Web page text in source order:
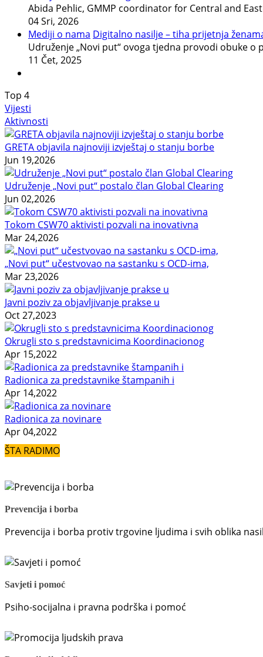
Abida Pehlic, GMMP coordinator for Central and
04 Sri, 2026
Mediji o nama Digitalno nasilje – tiha prijetnja
Udruženje „Novi put“ ovoga tjedna provodi obuke
11 Čet, 2025
Top 4
Vijesti
Aktivnosti
GRETA objavila najnoviji izvještaj o stanju borbe
Jun 19,2026
Udruženje „Novi put“ postalo član Global Clearing
Jun 02,2026
Tokom CSW70 aktivisti pozvali na inovativna
Mar 24,2026
„Novi put“ učestvovao na sastanku s OCD-ima,
Mar 23,2026
Javni poziv za objavljivanje prakse u
Oct 27,2023
Okrugli sto s predstavnicima Koordinacionog
Apr 15,2022
Radionica za predstavnike štampanih i
Apr 14,2022
Radionica za novinare
Apr 04,2022
ŠTA RADIMO
Prevencija i borba
Prevencija i borba protiv trgovine ljudima i svih oblika
Savjeti i pomoć
Psiho-socijalna i pravna podrška i pomoć